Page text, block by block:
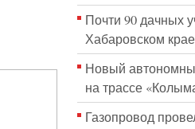
Почти 90 дачных
Хабаровском крае
Новый
на трассе
Газопровод